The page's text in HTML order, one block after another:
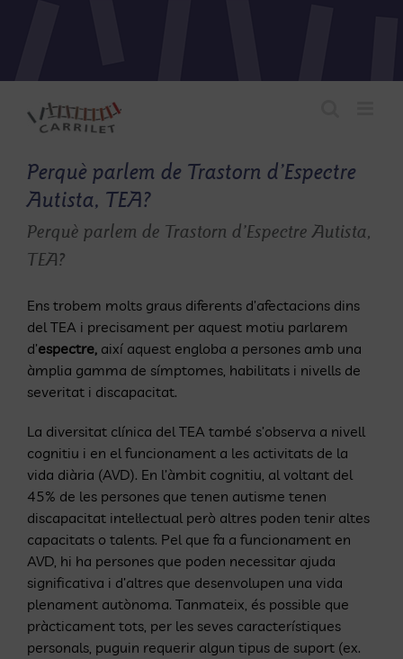
Perquè parlem de Trastorn d’Espectre
Autista, TEA?
Perquè parlem de Trastorn d’Espectre Autista,
TEA?
Ens trobem molts graus diferents d’afectacions dins
del TEA i precisament per aquest motiu parlarem
d’espectre, així aquest engloba a persones amb una
àmplia gamma de símptomes, habilitats i nivells de
severitat i discapacitat.
La diversitat clínica del TEA també s’observa a nivell
cognitiu i en el funcionament a les activitats de la
vida diària (AVD). En l’àmbit cognitiu, al voltant del
45% de les persones que tenen autisme tenen
discapacitat intel·lectual però altres poden tenir altes
capacitats o talents. Pel que fa a funcionament en
AVD, hi ha persones que poden necessitar ajuda
significativa i d’altres que desenvolupen una vida
plenament autònoma. Tanmateix, és possible que
pràcticament tots, per les seves característiques
personals, puguin requerir algun tipus de suport (ex.